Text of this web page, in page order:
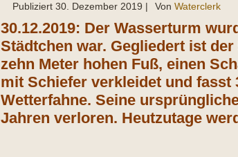
Publiziert 30. Dezember 2019 | Von Waterclerk
30.12.2019: Der Wasserturm
Städtchen war. Gegliedert ist
zehn Meter hohen Fuß, einen
mit Schiefer verkleidet und fasst
Wetterfahne. Seine
Jahren verloren. Heutzutage